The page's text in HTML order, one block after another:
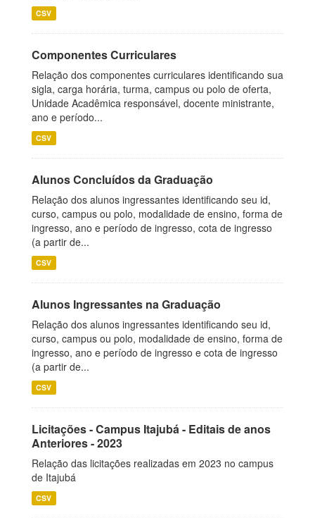
CSV
Componentes Curriculares
Relação dos componentes curriculares identificando sua
sigla, carga horária, turma, campus ou polo de oferta,
Unidade Acadêmica responsável, docente ministrante,
ano e período...
CSV
Alunos Concluídos da Graduação
Relação dos alunos ingressantes identificando seu id,
curso, campus ou polo, modalidade de ensino, forma de
ingresso, ano e período de ingresso, cota de ingresso
(a partir de...
CSV
Alunos Ingressantes na Graduação
Relação dos alunos ingressantes identificando seu id,
curso, campus ou polo, modalidade de ensino, forma de
ingresso, ano e período de ingresso e cota de ingresso
(a partir de...
CSV
Licitações - Campus Itajubá - Editais de anos
Anteriores - 2023
Relação das licitações realizadas em 2023 no campus
de Itajubá
CSV